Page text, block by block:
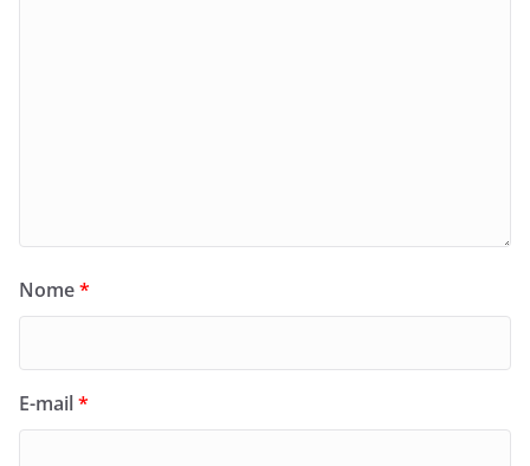
Nome*
E-mail*